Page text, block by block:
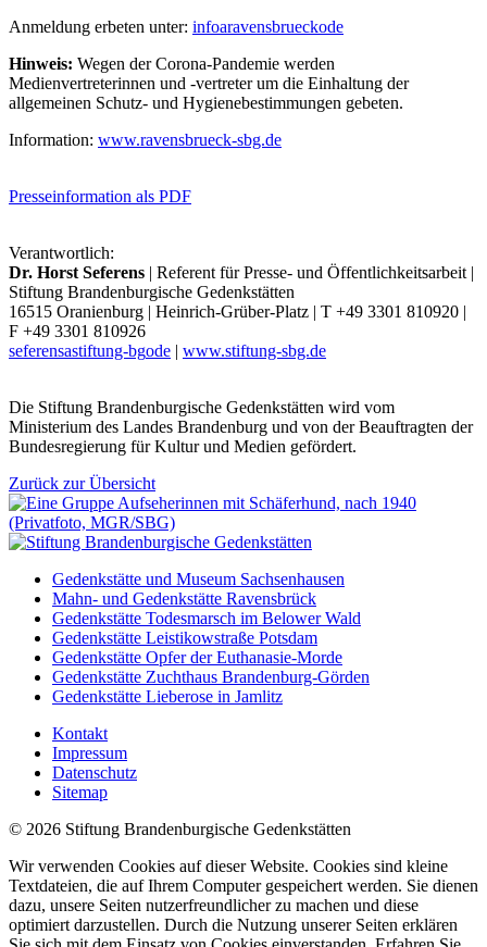
Anmeldung erbeten unter: infoaravensbrueckode
Hinweis: Wegen der Corona-Pandemie werden
Medienvertreterinnen und -vertreter um die Einhaltung der
allgemeinen Schutz- und Hygienebestimmungen gebeten.
Information: www.ravensbrueck-sbg.de
Presseinformation als PDF
Verantwortlich:
Dr. Horst Seferens | Referent für Presse- und Öffentlichkeitsarbeit |
Stiftung Brandenburgische Gedenkstätten
16515 Oranienburg | Heinrich-Grüber-Platz | T +49 3301 810920 |
F +49 3301 810926
seferensastiftung-bgode | www.stiftung-sbg.de
Die Stiftung Brandenburgische Gedenkstätten wird vom
Ministerium des Landes Brandenburg und von der Beauftragten der
Bundesregierung für Kultur und Medien gefördert.
Zurück zur Übersicht
Gedenkstätte und Museum Sachsenhausen
Mahn- und Gedenkstätte Ravensbrück
Gedenkstätte Todesmarsch im Belower Wald
Gedenkstätte Leistikowstraße Potsdam
Gedenkstätte Opfer der Euthanasie-Morde
Gedenkstätte Zuchthaus Brandenburg-Görden
Gedenkstätte Lieberose in Jamlitz
Kontakt
Impressum
Datenschutz
Sitemap
© 2026 Stiftung Brandenburgische Gedenkstätten
Wir verwenden Cookies auf dieser Website. Cookies sind kleine
Textdateien, die auf Ihrem Computer gespeichert werden. Sie dienen
dazu, unsere Seiten nutzerfreundlicher zu machen und diese
optimiert darzustellen. Durch die Nutzung unserer Seiten erklären